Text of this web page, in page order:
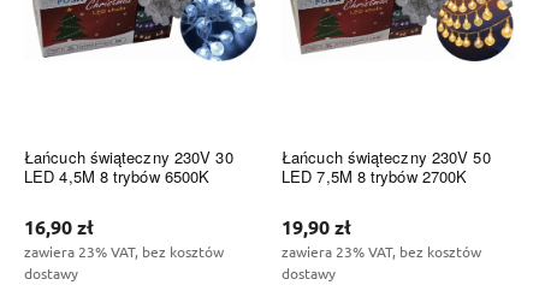
Łańcuch świąteczny 230V 30
LED 4,5M 8 trybów 6500K
16,90 zł
zawiera 23% VAT, bez kosztów
dostawy
Łańcuch świąteczny 230V 50
LED 7,5M 8 trybów 2700K
19,90 zł
zawiera 23% VAT, bez kosztów
dostawy